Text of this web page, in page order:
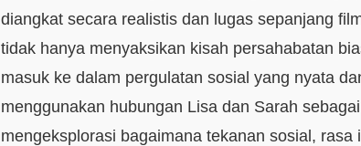
diangkat secara realistis dan lugas sepanjang
tidak hanya menyaksikan kisah persahabatan
masuk ke dalam pergulatan sosial yang nyata
menggunakan hubungan Lisa dan Sarah
mengeksplorasi bagaimana tekanan sosial, rasa